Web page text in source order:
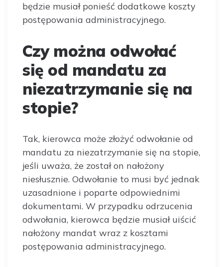
będzie musiał ponieść dodatkowe koszty
postępowania administracyjnego.
Czy można odwołać
się od mandatu za
niezatrzymanie się na
stopie?
Tak, kierowca może złożyć odwołanie od
mandatu za niezatrzymanie się na stopie,
jeśli uważa, że został on nałożony
niesłusznie. Odwołanie to musi być jednak
uzasadnione i poparte odpowiednimi
dokumentami. W przypadku odrzucenia
odwołania, kierowca będzie musiał uiścić
nałożony mandat wraz z kosztami
postępowania administracyjnego.